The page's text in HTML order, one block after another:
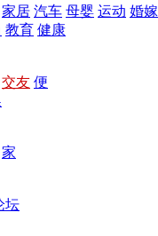
家居 汽车 母婴 运动 婚嫁
教育 健康
交友 便
家
坛